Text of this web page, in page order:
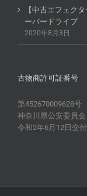
【中古エフェク
ーバードライブ
2020年8月3日
古物商許可証番号
第452670009628号
神奈川県公安委員会
令和2年6月12日交付